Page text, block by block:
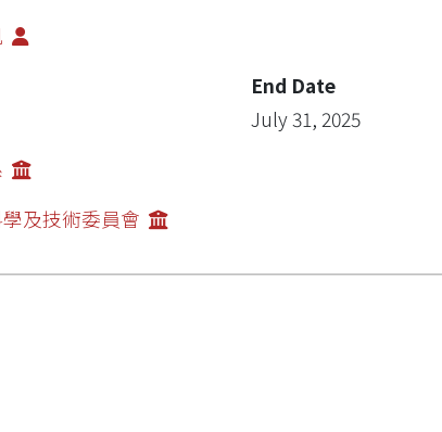
End Date
July 31, 2025
及技術委員會